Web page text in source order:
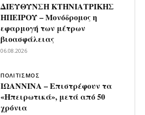
ΔΙΕΥΘΥΝΣΗ ΚΤΗΝΙΑΤΡΙΚΗΣ
ΗΠΕΙΡΟΥ – Μονόδρομος η
εφαρμογή των μέτρων
βιοασφάλειας
06.08.2026
ΠΟΛΙΤΙΣΜΟΣ
ΙΩΑΝΝΙΝΑ – Επιστρέφουν τα
«Ηπειρωτικά», μετά από 50
χρόνια